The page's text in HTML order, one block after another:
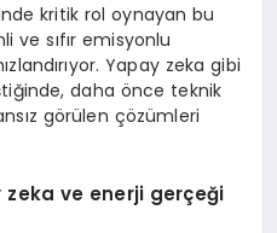
kritik rol oynayan bu
ve sıfır emisyonlu
Yapay zeka gibi
daha önce teknik
görülen çözümleri
zeka ve enerji gerçeği